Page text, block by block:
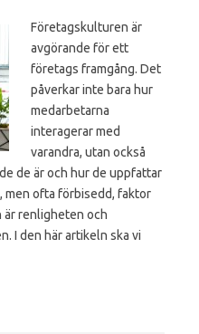
Företagskulturen är
avgörande för ett
företags framgång. Det
påverkar inte bara hur
medarbetarna
interagerar med
varandra, utan också
de är och hur de uppfattar
men ofta förbisedd, faktor
renligheten och
I den här artikeln ska vi